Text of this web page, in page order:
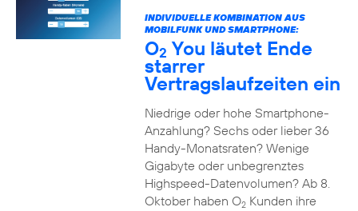
INDIVIDUELLE KOMBINATION AUS
MOBILFUNK UND SMARTPHONE:
O2 You läutet Ende
starrer
Vertragslaufzeiten ein
Niedrige oder hohe Smartphone-
Anzahlung? Sechs oder lieber 36
Handy-Monatsraten? Wenige
Gigabyte oder unbegrenztes
Highspeed-Datenvolumen? Ab 8.
Oktober haben O2Kunden ihre